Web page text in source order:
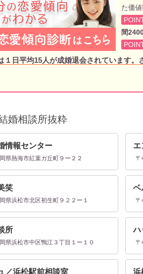
た価
間
１日平均15人が成婚退会されています。
婚相談所抜粋
情報センター
県熱海市紅葉ガ丘町９ー２２
エ
〒
笑
県浜松市北区初生町９２２ー１
ベ
〒
所
県浜松市中区鴨江３丁目１ー１０
ハ
〒
／浜松駅前相談室 浜